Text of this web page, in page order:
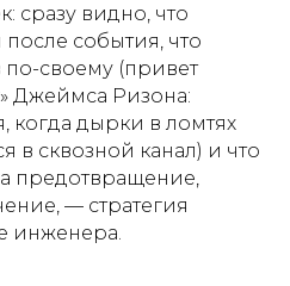
сразу видно, что
события, что
своему (привет
Джеймса Ризона:
когда дырки в ломтях
в сквозной канал) и что
предотвращение,
— стратегия
инженера.